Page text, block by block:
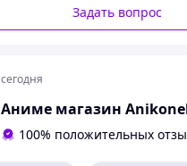
Задать вопрос
сегодня
Аниме магазин
100% положительных